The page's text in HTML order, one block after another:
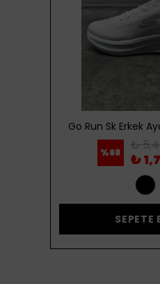
Go Run Sk Erkek
%68 ₺
₺
SEPETE